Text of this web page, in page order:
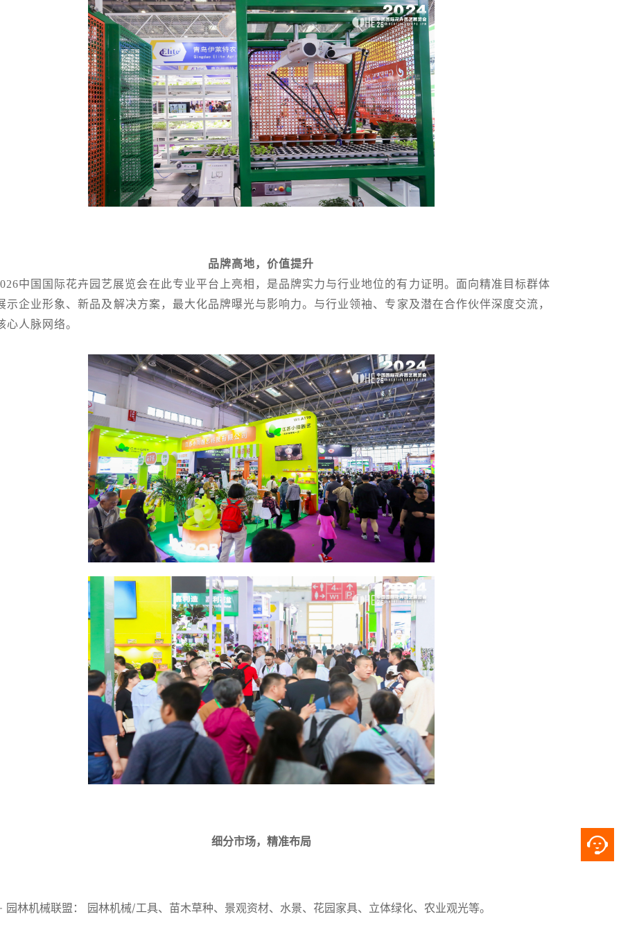
品牌高地，价值提升
中国国际花卉园艺展览会在此专业平台上亮相，是品牌实力与行业地位的有力证明。面向精准目标群体
示企业形象、新品及解决方案，最大化品牌曝光与影响力。与行业领袖、专家及潜在合作伙伴深度交流，
心人脉网络。
细分市场，精准布局
园林机械联盟： 园林机械/工具、苗木草种、景观资材、水景、花园家具、立体绿化、农业观光等。